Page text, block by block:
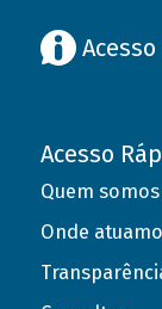
Acesso
Quem somos
Onde